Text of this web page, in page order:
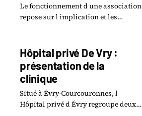
Le fonctionnement d une association
repose sur l implication et les
Hôpital privé De Vry :
présentation de la
clinique
Situé à Évry-Courcouronnes, l
Hôpital privé d Évry regroupe deux